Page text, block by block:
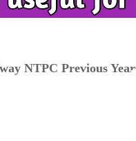
NTPC Previous